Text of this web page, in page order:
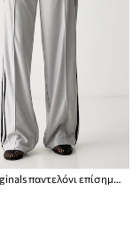
adidas Originals παντελόνι επίσημο γυναικείο Firebird